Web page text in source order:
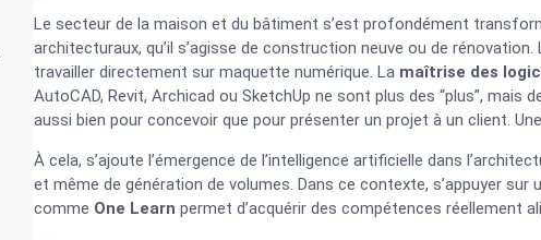
Le secteur de la maison et du bâtiment s’est profondément
architecturaux, qu’il s’agisse de construction neuve ou de
travailler directement sur maquette numérique. La maîtrise des
AutoCAD, Revit, Archicad ou SketchUp ne sont plus des “plus”,
aussi bien pour concevoir que pour présenter un projet à un client.
À cela, s’ajoute l’émergence de l’intelligence artificielle dans
et même de génération de volumes. Dans ce contexte, s’appuyer sur
comme One Learn permet d’acquérir des compétences réellement